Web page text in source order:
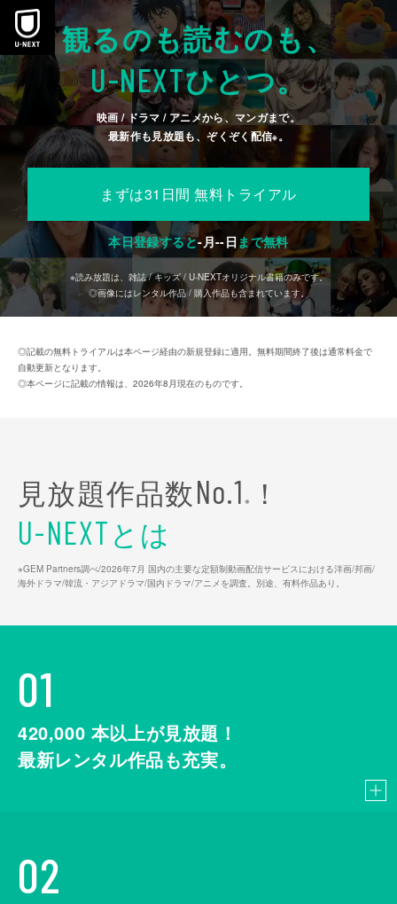
本文へスキップ
観るのも読むのも、
U-NEXTひとつ。
映画 / ドラマ / アニメから、マンガまで。
最新作も見放題も、ぞくぞく配信※。
まずは31日間 無料トライアル
本日登録すると-月--日まで無料
※読み放題は、雑誌 / キッズ / U-NEXTオリジナル書籍のみです。
◎画像にはレンタル作品 / 購入作品も含まれています。
◎記載の無料トライアルは本ページ経由の新規登録に適用。無料期間終了後は通常料金で
自動更新となります。
◎本ページに記載の情報は、2026年8月現在のものです。
見放題作品数No.1 ※ ！
U-NEXTとは
※GEM Partners調べ/2026年7⽉ 国内の主要な定額制動画配信サービスにおける洋画/邦画/
海外ドラマ/韓流・アジアドラマ/国内ドラマ/アニメを調査。別途、有料作品あり。
01
420,000 本以上が見放題！
最新レンタル作品も充実。
02